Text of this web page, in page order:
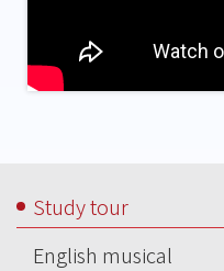
navigation
Study tour
English musical